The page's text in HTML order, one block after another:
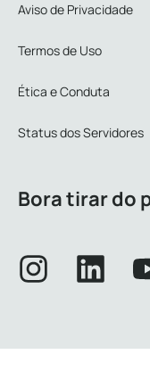
Aviso de Privacidade
Termos de Uso
Ética e Conduta
Status dos Servidores
Bora tirar do